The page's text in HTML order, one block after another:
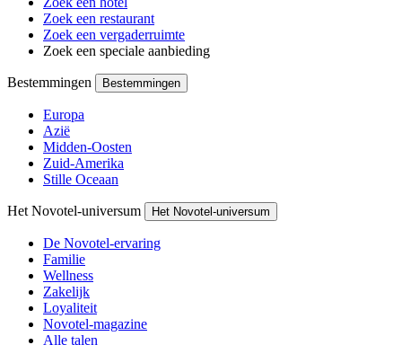
Zoek een restaurant
Zoek een vergaderruimte
Zoek een speciale aanbieding
Bestemmingen Bestemmingen
Europa
Azië
Midden-Oosten
Zuid-Amerika
Stille Oceaan
Het Novotel-universum Het Novotel-universum
De Novotel-ervaring
Familie
Wellness
Zakelijk
Loyaliteit
Novotel-magazine
Alle talen